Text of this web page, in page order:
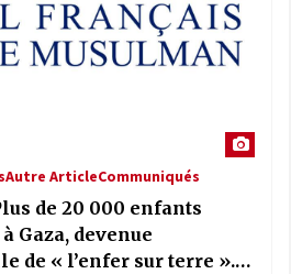
Autre ArticleCommuniqués
de 20 000 enfants
Gaza, devenue
de « l’enfer sur terre ».